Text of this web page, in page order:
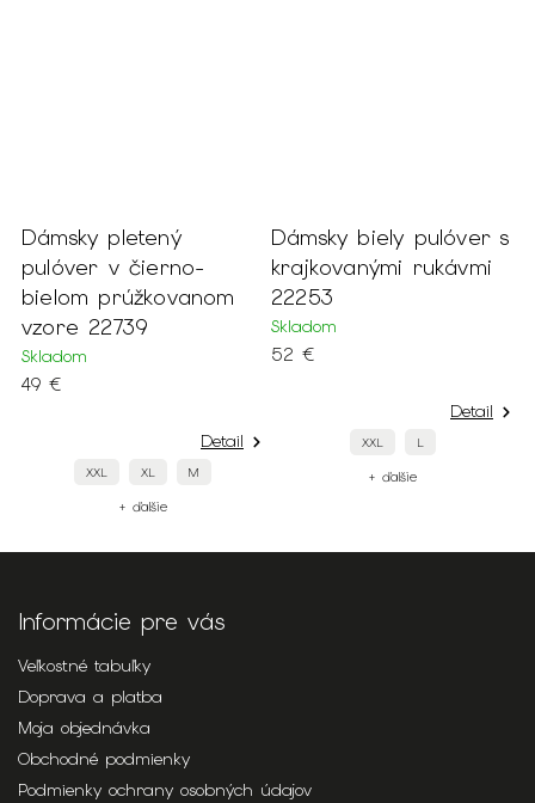
Dámsky pletený
pulóver v čierno-
bielom prúžkovanom
vzore 22739
Skladom
49 €
Detail
XXL XL M
+ ďalšie
Dámsky biely pulóver s
krajkovanými rukávmi
22253
Skladom
52 €
Detail
XXL L
+ ďalšie
Informácie pre vás
Veľkostné tabuľky
Doprava a platba
Moja objednávka
Obchodné podmienky
Podmienky ochrany osobných údajov